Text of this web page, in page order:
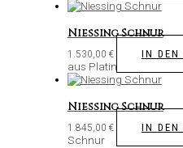
Niessing Schnur
1.530,00 € IN DEN
aus Platin
Niessing Schnur
1.845,00 € IN DEN
Schnur